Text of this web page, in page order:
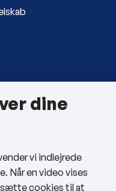
dine
vi indlejrede
Når en video vises
sætte cookies til at